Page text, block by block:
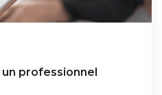
professionnel